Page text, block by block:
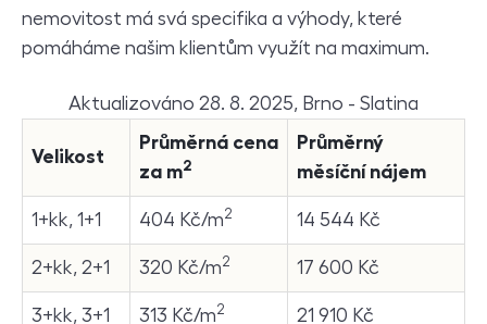
nemovitost má svá specifika a výhody, které
pomáháme našim klientům využít na maximum.
Aktualizováno 28. 8. 2025, Brno - Slatina
Velikost
Průměrná cena
za m2
Průměrný
měsíční nájem
1+kk, 1+1 404 Kč/m2 14 544 Kč
2+kk, 2+1 320 Kč/m2 17 600 Kč
3+kk, 3+1 313 Kč/m2 21 910 Kč